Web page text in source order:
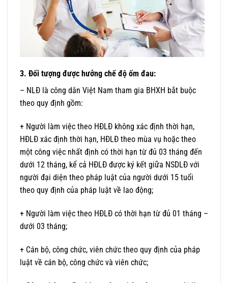
3. Đối tượng được hưởng chế độ ốm đau:
– NLĐ là công dân Việt Nam tham gia BHXH bắt buộc
theo quy định gồm:
+ Người làm việc theo HĐLĐ không xác định thời hạn,
HĐLĐ xác định thời hạn, HĐLĐ theo mùa vụ hoặc theo
một công việc nhất định có thời hạn từ đủ 03 tháng đến
dưới 12 tháng, kể cả HĐLĐ được ký kết giữa NSDLĐ với
người đại diện theo pháp luật của người dưới 15 tuổi
theo quy định của pháp luật về lao động;
+ Người làm việc theo HĐLĐ có thời hạn từ đủ 01 tháng –
dưới 03 tháng;
+ Cán bộ, công chức, viên chức theo quy định của pháp
luật về cán bộ, công chức và viên chức;